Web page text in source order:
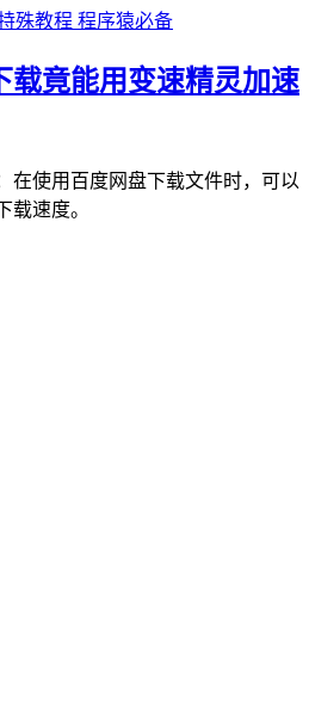
殊教程 程序猿必备
载竟能用变速精灵加速
在使用百度网盘下载文件时，可以
载速度。